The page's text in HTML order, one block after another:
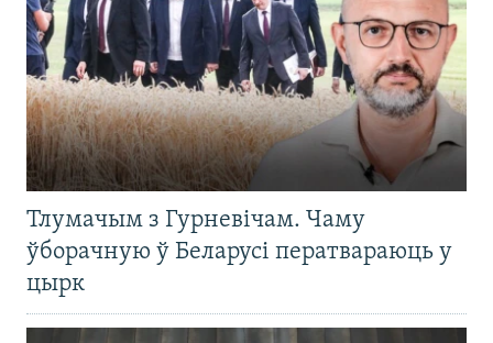
Тлумачым з Гурневічам. Чаму
ўборачную ў Беларусі ператвараюць у
цырк